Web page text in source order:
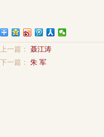
上一篇：
聂江涛
下一篇：
朱 军